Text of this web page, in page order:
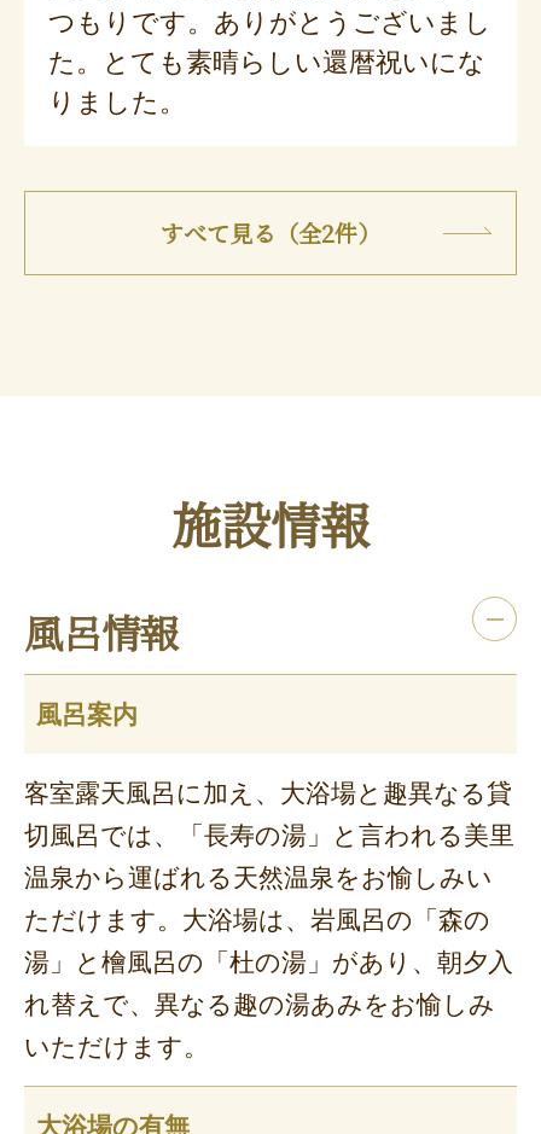
つもりです。ありがとうございまし
た。とても素晴らしい還暦祝いにな
りました。
すべて見る（全2件）
施設情報
風呂情報
風呂案内
客室露天風呂に加え、大浴場と趣異なる貸
切風呂では、「長寿の湯」と言われる美里
温泉から運ばれる天然温泉をお愉しみい
ただけます。大浴場は、岩風呂の「森の
湯」と檜風呂の「杜の湯」があり、朝夕入
れ替えで、異なる趣の湯あみをお愉しみ
いただけます。
大浴場の有無